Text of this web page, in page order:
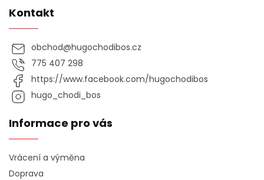
Kontakt
obchod@hugochodibos.cz
775 407 298
https://www.facebook.com/hugochodibos
hugo_chodi_bos
Informace pro vás
Vrácení a výměna
Doprava